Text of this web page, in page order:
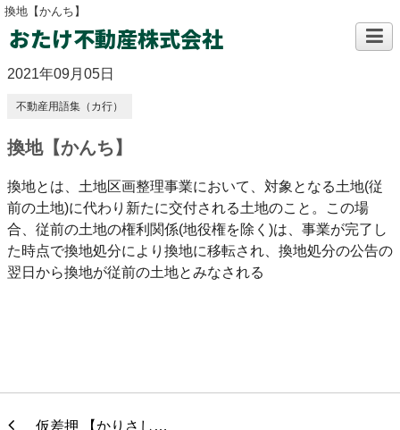
換地【かんち】
おたけ不動産株式会社
2021年09月05日
不動産用語集（カ行）
換地【かんち】
換地とは、土地区画整理事業において、対象となる土地(従
前の土地)に代わり新たに交付される土地のこと。この場
合、従前の土地の権利関係(地役権を除く)は、事業が完了し
た時点で換地処分により換地に移転され、換地処分の公告の
翌日から換地が従前の土地とみなされる
仮差押 【かりさし…